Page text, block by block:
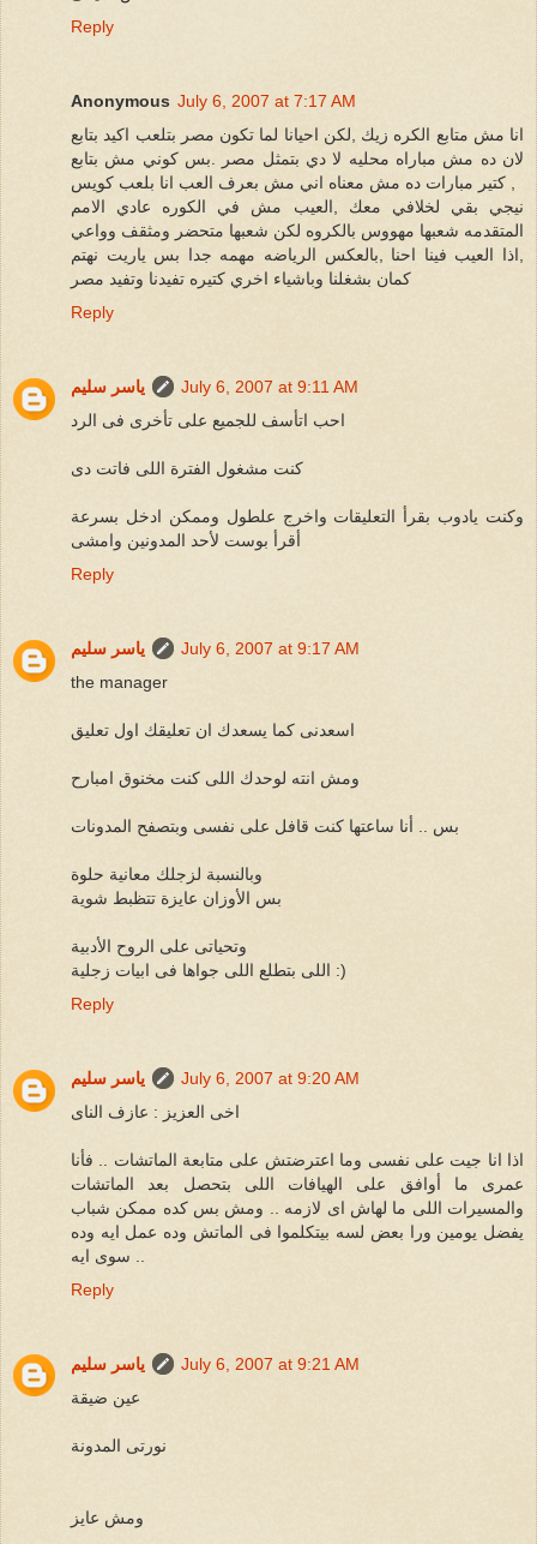
Reply
Anonymous July 6, 2007 at 7:17 AM
انا مش متابع الكره زيك ,لكن احيانا لما تكون مصر بتلعب اكيد بتابع
لان ده مش مباراه محليه لا دي بتمثل مصر .بس كوني مش بتابع
نيجي بقي لخلافي معك ,العيب مش في الكوره عادي الامم
المتقدمه شعبها مهووس بالكروه لكن شعبها متحضر ومثقف وواعي
,اذا العيب فينا احنا ,بالعكس الرياضه مهمه جدا بس ياريت نهتم
كمان بشغلنا وباشياء اخري كتيره تفيدنا وتفيد مصر
Reply
ياسر سليم
July 6, 2007 at 9:11 AM
احب اتأسف للجميع على تأخرى فى الرد
كنت مشغول الفترة اللى فاتت دى
وكنت يادوب بقرأ التعليقات واخرج علطول وممكن ادخل بسرعة
أقرأ بوست لأحد المدونين وامشى
Reply
ياسر سليم
July 6, 2007 at 9:17 AM
the manager
اسعدنى كما يسعدك ان تعليقك اول تعليق
ومش انته لوحدك اللى كنت مخنوق امبارح
بس .. أنا ساعتها كنت قافل على نفسى وبتصفح المدونات
وبالنسبة لزجلك معانية حلوة
بس الأوزان عايزة تتظبط شوية
وتحياتى على الروح الأدبية
اللى بتطلع اللى جواها فى ابيات زجلية :)
Reply
ياسر سليم
July 6, 2007 at 9:20 AM
اخى العزيز : عازف الناى
اذا انا جيت على نفسى وما اعترضتش على متابعة الماتشات .. فأنا
عمرى ما أوافق على الهيافات اللى بتحصل بعد الماتشات
والمسيرات اللى ما لهاش اى لازمه .. ومش بس كده ممكن شباب
يفضل يومين ورا بعض لسه بيتكلموا فى الماتش وده عمل ايه وده
Reply
ياسر سليم
July 6, 2007 at 9:21 AM
عين ضيقة
نورتى المدونة
ومش عايز